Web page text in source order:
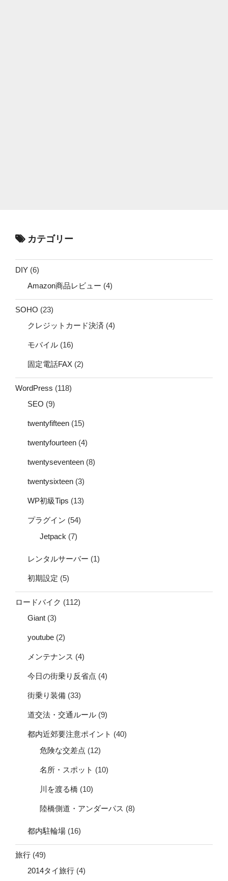
カテゴリー
DIY (6)
Amazon商品レビュー (4)
SOHO (23)
クレジットカード決済 (4)
モバイル (16)
固定電話FAX (2)
WordPress (118)
SEO (9)
twentyfifteen (15)
twentyfourteen (4)
twentyseventeen (8)
twentysixteen (3)
WP初級Tips (13)
プラグイン (54)
Jetpack (7)
レンタルサーバー (1)
初期設定 (5)
ロードバイク (112)
Giant (3)
youtube (2)
メンテナンス (4)
今日の街乗り反省点 (4)
街乗り装備 (33)
道交法・交通ルール (9)
都内近郊要注意ポイント (40)
危険な交差点 (12)
名所・スポット (10)
川を渡る橋 (10)
陸橋側道・アンダーパス (8)
都内駐輪場 (16)
旅行 (49)
2014タイ旅行 (4)